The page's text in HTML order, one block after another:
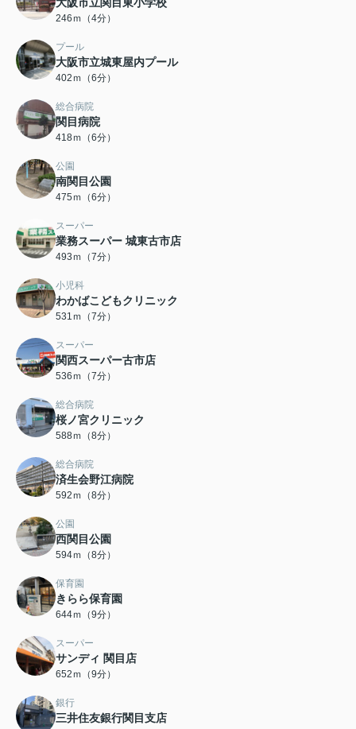
大阪市立関目東小学校
246ｍ（4分）
プール
大阪市立城東屋内プール
402ｍ（6分）
総合病院
関目病院
418ｍ（6分）
公園
南関目公園
475ｍ（6分）
スーパー
業務スーパー 城東古市店
493ｍ（7分）
小児科
わかばこどもクリニック
531ｍ（7分）
スーパー
関西スーパー古市店
536ｍ（7分）
総合病院
桜ノ宮クリニック
588ｍ（8分）
総合病院
済生会野江病院
592ｍ（8分）
公園
西関目公園
594ｍ（8分）
保育園
きらら保育園
644ｍ（9分）
スーパー
サンディ 関目店
652ｍ（9分）
銀行
三井住友銀行関目支店